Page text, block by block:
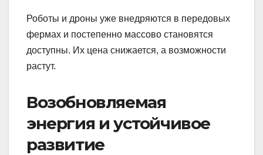
Роботы и дроны уже внедряются в передовых
фермах и постепенно массово становятся
доступны. Их цена снижается, а возможности
растут.
Возобновляемая
энергия и устойчивое
развитие